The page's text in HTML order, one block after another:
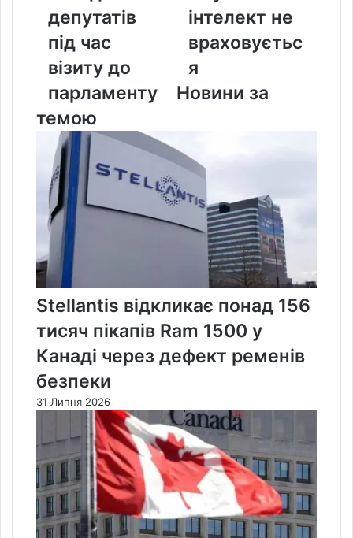
час
візиту
до
парламенту
депутатів
під час
візиту до
парламенту
інтелект не
враховуєтьс
я
Новини за
темою
Stellantis відкликає понад 156
тисяч пікапів Ram 1500 у
Канаді через дефект ременів
безпеки
31 Липня 2026